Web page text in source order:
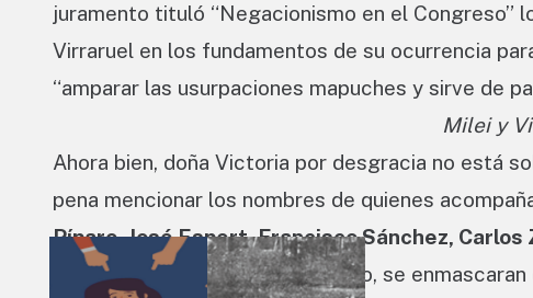
juramento tituló “Negacionismo en el Congreso”
Virraruel en los fundamentos de su ocurrencia
“amparar las usurpaciones mapuches y sirve de
Milei y
Ahora bien, doña Victoria por desgracia no está
pena mencionar los nombres de quienes
Píparo, José Espert, Francisco Sánchez,
Omoedo. Atrás de este proyecto, se